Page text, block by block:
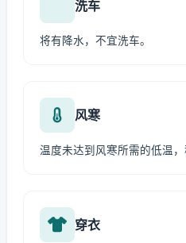
洗车
将有降水，不宜洗车。
风寒
温度未达到风寒所需的低温，
穿衣